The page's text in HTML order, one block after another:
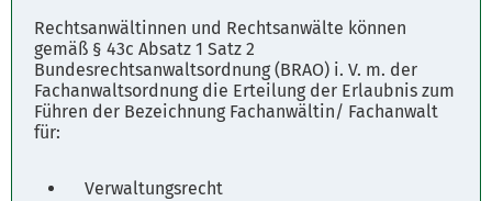
Rechtsanwältinnen und Rechtsanwälte können
gemäß § 43c Absatz 1 Satz 2
Bundesrechtsanwaltsordnung (BRAO) i. V. m. der
Fachanwaltsordnung die Erteilung der Erlaubnis zum
Führen der Bezeichnung Fachanwältin/ Fachanwalt
für:
Verwaltungsrecht
Harburger Straße 2
29614 Soltau
Parkplätze